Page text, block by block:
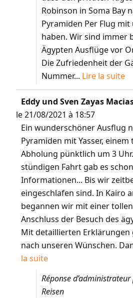
Robinson in Soma Bay
Pyramiden Per Flug
haben. Wir sind immer
Ägypten Ausflüge vor
Die Zufriedenheit der
Nummer... Lire la suite
Eddy und Sven Zayas
le21/08/2021 à 18:57
Ein wunderschöner Ausflug
Pyramiden mit Yasser, einem
Abholung pünktlich um 3
stündigen Fahrt gab es
Informationen... Bis wir
eingeschlafen sind. In Kairo
begannen wir mit einer
Anschluss der Besuch des
Mit detaillierten Erklärungen
nach unseren Wünschen.
la suite
Réponse
Reisen